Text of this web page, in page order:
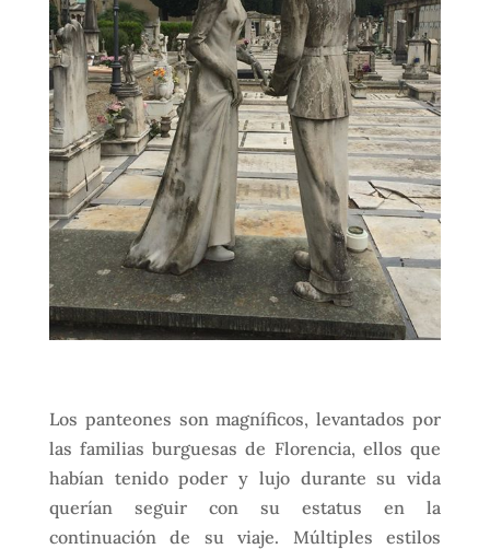
Los panteones son magníficos, levantados por
las familias burguesas de Florencia, ellos que
habían tenido poder y lujo durante su vida
querían seguir con su estatus en la
continuación de su viaje. Múltiples estilos